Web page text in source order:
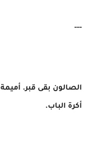
---
الصالون بقى قبر.
أكرة الباب.